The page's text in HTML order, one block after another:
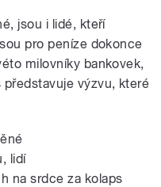
jsou i lidé, kteří
pro peníze dokonce
milovníky bankovek,
výzvu, které
lidí
na srdce za kolaps